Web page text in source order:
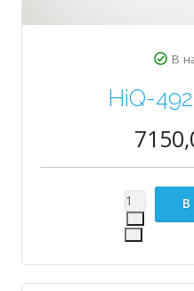
В
HiQ-